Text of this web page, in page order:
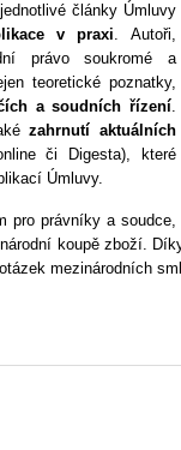
články Úmluvy
v praxi. Autoři,
právo soukromé a
teoretické poznatky,
a soudních řízení.
zahrnutí aktuálních
či Digesta), které
Úmluvy.
pro právníky a soudce,
koupě zboží.
mezinárodních